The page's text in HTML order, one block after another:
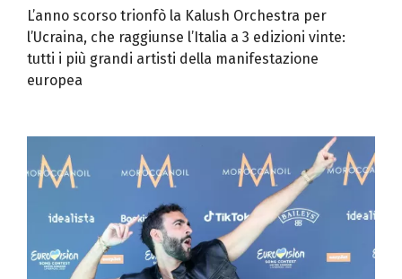
L’anno scorso trionfò la Kalush Orchestra per
l’Ucraina, che raggiunse l’Italia a 3 edizioni vinte:
tutti i più grandi artisti della manifestazione
europea